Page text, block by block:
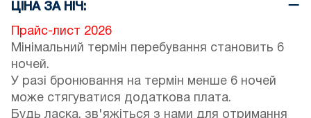
ЦІНА ЗА НІЧ:
Прайс-лист 2026
Мінімальний термін перебування становить 6
ночей.
У разі бронювання на термін менше 6 ночей
може стягуватися додаткова плата.
Будь ласка, зв'яжіться з нами для отримання